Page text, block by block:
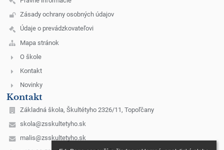
Zásady ochrany osobných údajov
Údaje o prevádzkovateľovi
Mapa stránok
O škole
Kontakt
Novinky
Kontakt
Základná škola, Škultétyho 2326/11, Topoľčany
skola@zsskultetyho.sk
malis@zsskultetyho.sk